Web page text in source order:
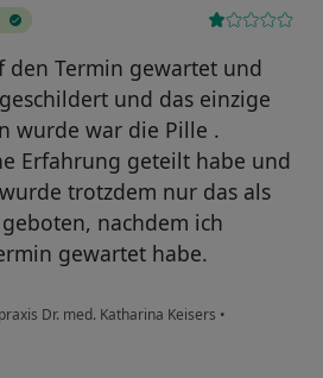
den Termin gewartet und
und das einzige
wurde war die Pille .
Erfahrung geteilt habe und
trotzdem nur das als
nachdem ich
gewartet habe.
Dr. med. Katharina Keisers •